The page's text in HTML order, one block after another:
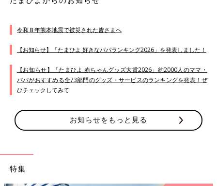
令和８年熊本地震で被災された皆さまへ
【お知らせ】「たまひよ 好きなパパランキング2026」を発表しました！
【お知らせ】「たまひよ 赤ちゃんグッズ大賞2026」約2000人のママ・
パパがおすすめる全73部門のグッズ・サービスのランキングを発表！ぜ
ひチェックしてみて
お知らせをもっと見る
特集